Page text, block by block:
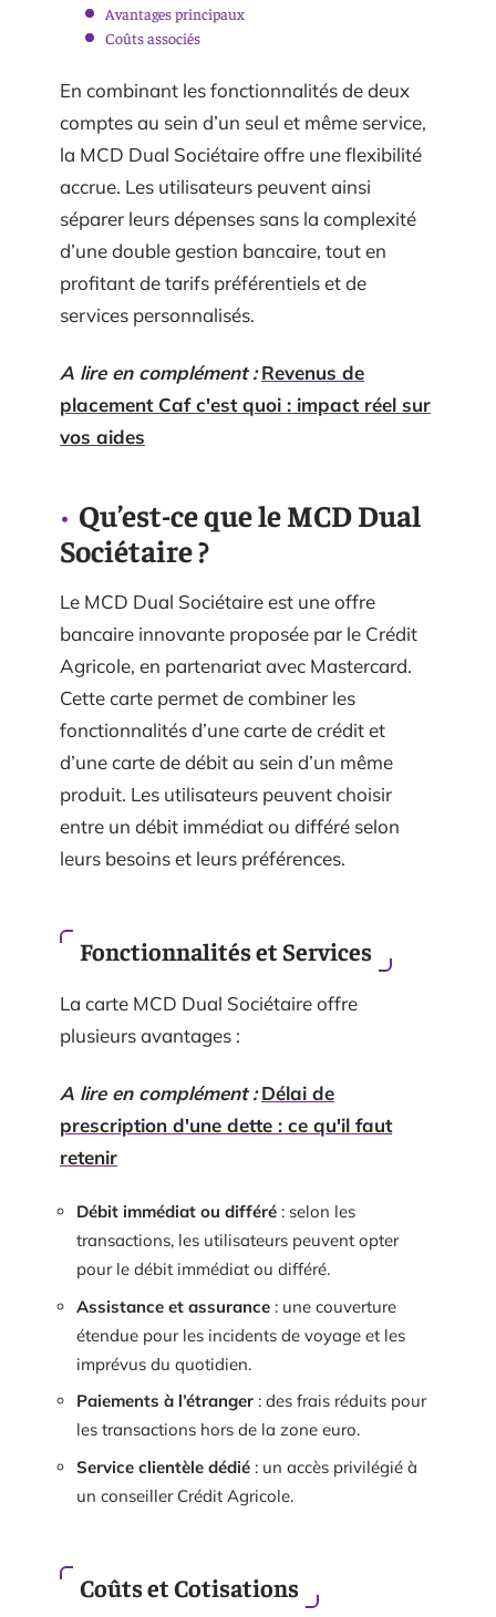
Avantages principaux
Coûts associés
En combinant les fonctionnalités de deux
comptes au sein d’un seul et même service,
la MCD Dual Sociétaire offre une flexibilité
accrue. Les utilisateurs peuvent ainsi
séparer leurs dépenses sans la complexité
d’une double gestion bancaire, tout en
profitant de tarifs préférentiels et de
services personnalisés.
A lire en complément : Revenus de
placement Caf c'est quoi : impact réel sur
vos aides
Qu’est-ce que le MCD Dual
Sociétaire ?
Le MCD Dual Sociétaire est une offre
bancaire innovante proposée par le Crédit
Agricole, en partenariat avec Mastercard.
Cette carte permet de combiner les
fonctionnalités d’une carte de crédit et
d’une carte de débit au sein d’un même
produit. Les utilisateurs peuvent choisir
entre un débit immédiat ou différé selon
leurs besoins et leurs préférences.
Fonctionnalités et Services
La carte MCD Dual Sociétaire offre
plusieurs avantages :
A lire en complément : Délai de
prescription d'une dette : ce qu'il faut
retenir
Débit immédiat ou différé : selon les
transactions, les utilisateurs peuvent opter
pour le débit immédiat ou différé.
Assistance et assurance : une couverture
étendue pour les incidents de voyage et les
imprévus du quotidien.
Paiements à l’étranger : des frais réduits pour
les transactions hors de la zone euro.
Service clientèle dédié : un accès privilégié à
un conseiller Crédit Agricole.
Coûts et Cotisations